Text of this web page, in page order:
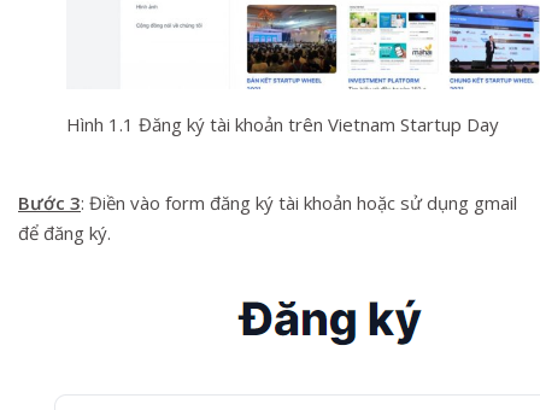
Hình 1.1 Đăng ký tài khoản trên Vietnam Startup Day
Bước 3: Điền vào form đăng ký tài khoản hoặc sử dụng gmail
để đăng ký.